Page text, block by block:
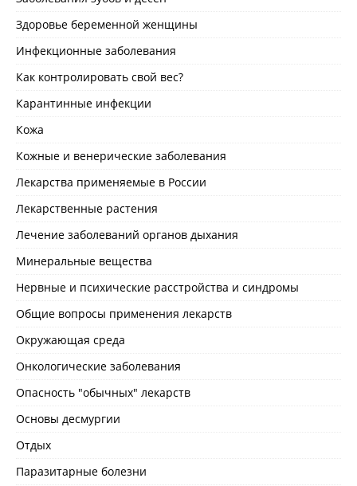
Здоровье беременной женщины
Инфекционные заболевания
Как контролировать свой вес?
Карантинные инфекции
Кожа
Кожные и венерические заболевания
Лекарства применяемые в России
Лекарственные растения
Лечение заболеваний органов дыхания
Минеральные вещества
Нервные и психические расстройства и синдромы
Общие вопросы применения лекарств
Окружающая среда
Онкологические заболевания
Опасность "обычных" лекарств
Основы десмургии
Отдых
Паразитарные болезни